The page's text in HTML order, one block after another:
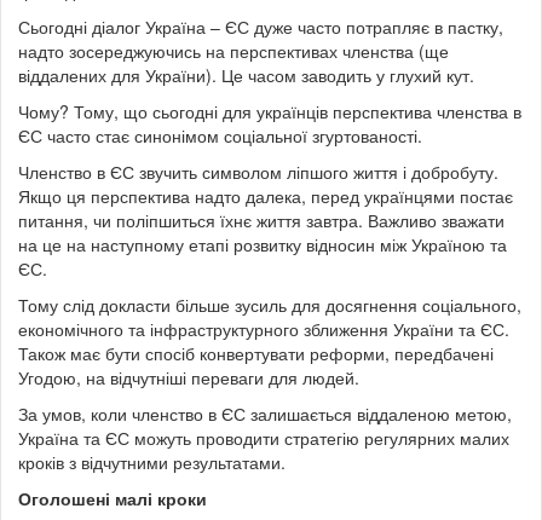
Сьогодні діалог Україна – ЄС дуже часто потрапляє в пастку,
надто зосереджуючись на перспективах членства (ще
віддалених для України). Це часом заводить у глухий кут.
Чому? Тому, що сьогодні для українців перспектива членства в
ЄС часто стає синонімом соціальної згуртованості.
Членство в ЄС звучить символом ліпшого життя і добробуту.
Якщо ця перспектива надто далека, перед українцями постає
питання, чи поліпшиться їхнє життя завтра. Важливо зважати
на це на наступному етапі розвитку відносин між Україною та
ЄС.
Тому слід докласти більше зусиль для досягнення соціального,
економічного та інфраструктурного зближення України та ЄС.
Також має бути спосіб конвертувати реформи, передбачені
Угодою, на відчутніші переваги для людей.
За умов, коли членство в ЄС залишається віддаленою метою,
Україна та ЄС можуть проводити стратегію регулярних малих
кроків з відчутними результатами.
Оголошені малі кроки